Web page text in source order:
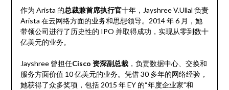
作为 Arista 的总裁兼首席执行官十年，Jayshree V.Ullal 负责
Arista 在云网络方面的业务和思想领导。2014 年 6 月，她
带领公司进行了历史性的 IPO 并取得成功，实现从零到数十
亿美元的业务。
Jayshree 曾担任Cisco 资深副总裁，负责数据中心、交换和
服务方面价值 10 亿美元的业务。凭借 30 多年的网络经验，
她获得了众多奖项，包括 2015 年 EY 的“年度企业家”和